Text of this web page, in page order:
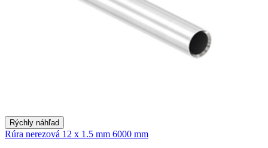
Rýchly náhľad
Rúra nerezová 12 x 1.5 mm 6000 mm